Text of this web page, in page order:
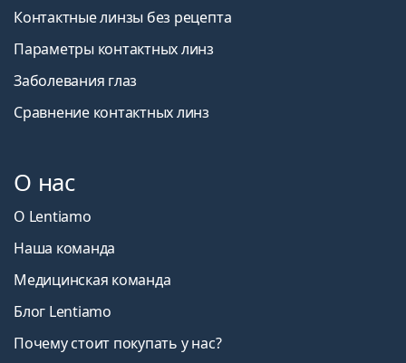
Контактные линзы без рецепта
Параметры контактных линз
Заболевания глаз
Сравнение контактных линз
О нас
О Lentiamo
Наша команда
Медицинская команда
Блог Lentiamo
Почему стоит покупать у нас?